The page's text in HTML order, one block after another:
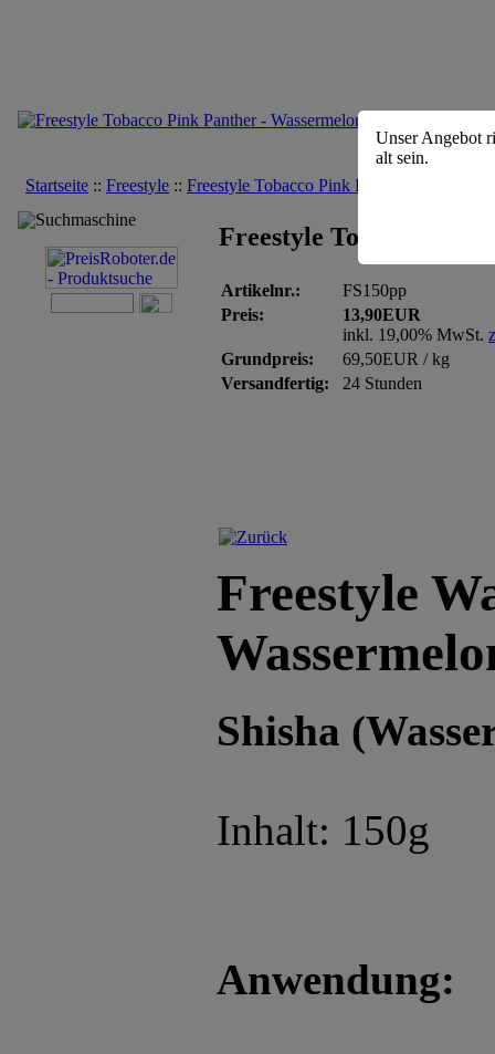
Startseite :: Freestyle :: Freestyle Tobacco Pink Panther -
Suchmaschine
Freestyle Tobacco
Artikelnr.:
FS150pp
Preis:
13,90EUR
inkl. 19,00% MwSt.
Grundpreis:
69,50EUR / kg
Versandfertig:
24 Stunden
Freestyle
Shisha
Inhalt: 150g
Anwendung:
Unser Angebot
alt sein.